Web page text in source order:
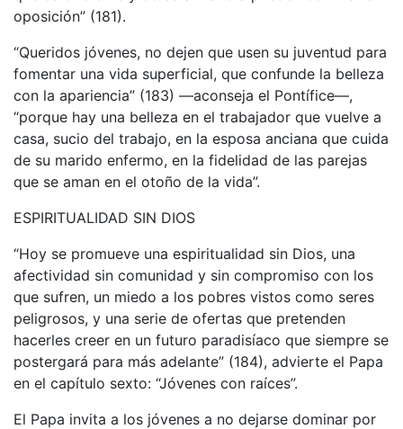
oposición” (181).
“Queridos jóvenes, no dejen que usen su juventud para
fomentar una vida superficial, que confunde la belleza
con la apariencia” (183) —aconseja el Pontífice—,
“porque hay una belleza en el trabajador que vuelve a
casa, sucio del trabajo, en la esposa anciana que cuida
de su marido enfermo, en la fidelidad de las parejas
que se aman en el otoño de la vida”.
ESPIRITUALIDAD SIN DIOS
“Hoy se promueve una espiritualidad sin Dios, una
afectividad sin comunidad y sin compromiso con los
que sufren, un miedo a los pobres vistos como seres
peligrosos, y una serie de ofertas que pretenden
hacerles creer en un futuro paradisíaco que siempre se
postergará para más adelante” (184), advierte el Papa
en el capítulo sexto: “Jóvenes con raíces”.
El Papa invita a los jóvenes a no dejarse dominar por